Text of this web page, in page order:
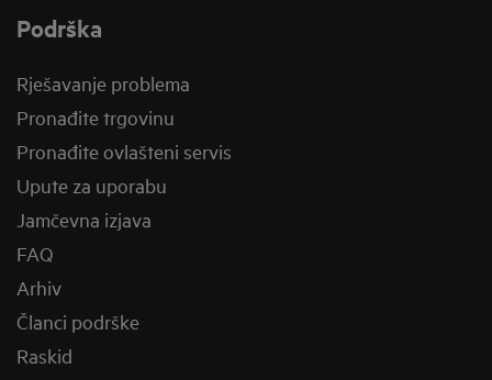
Podrška
Rješavanje problema
Pronađite trgovinu
Pronađite ovlašteni servis
Upute za uporabu
Jamčevna izjava
FAQ
Arhiv
Članci podrške
Raskid